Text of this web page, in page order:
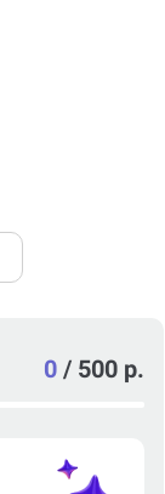
0 / 500 р.